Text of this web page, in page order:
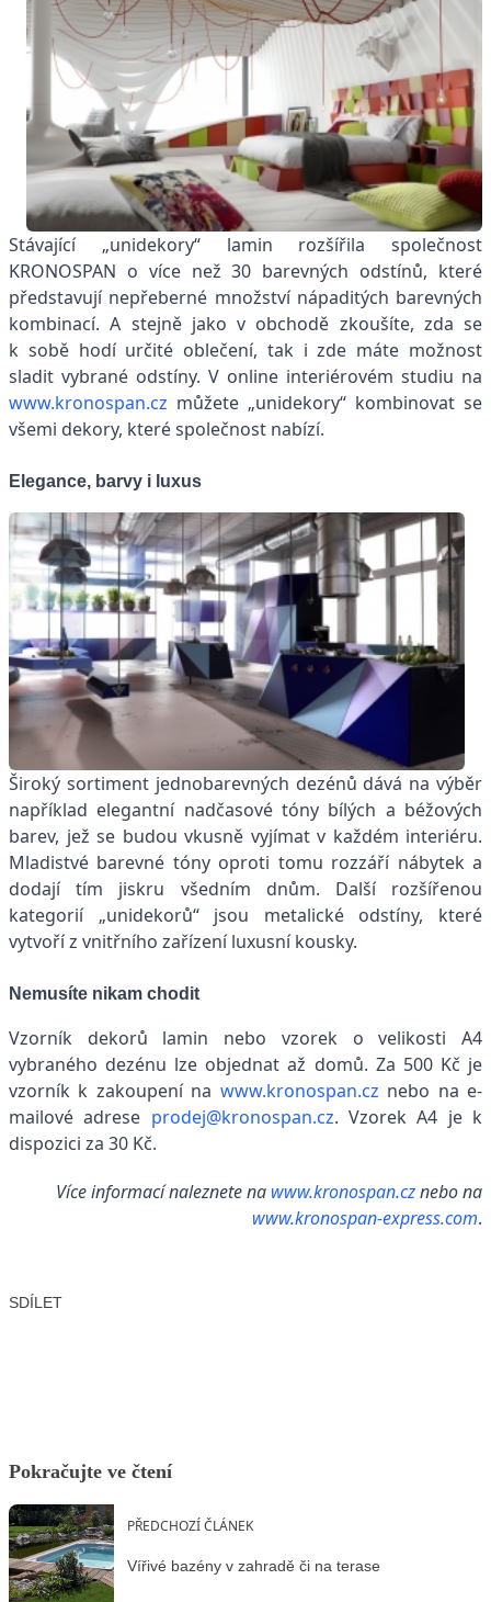
Stávající „unidekory“ lamin rozšířila společnost
KRONOSPAN o více než 30 barevných odstínů, které
představují nepřeberné množství nápaditých barevných
kombinací. A stejně jako v obchodě zkoušíte, zda se
k sobě hodí určité oblečení, tak i zde máte možnost
sladit vybrané odstíny. V online interiérovém studiu na
www.kronospan.cz můžete „unidekory“ kombinovat se
všemi dekory, které společnost nabízí.
Elegance, barvy i luxus
Široký sortiment jednobarevných dezénů dává na výběr
například elegantní nadčasové tóny bílých a béžových
barev, jež se budou vkusně vyjímat v každém interiéru.
Mladistvé barevné tóny oproti tomu rozzáří nábytek a
dodají tím jiskru všedním dnům. Další rozšířenou
kategorií „unidekorů“ jsou metalické odstíny, které
vytvoří z vnitřního zařízení luxusní kousky.
Nemusíte nikam chodit
Vzorník dekorů lamin nebo vzorek o velikosti A4
vybraného dezénu lze objednat až domů. Za 500 Kč je
vzorník k zakoupení na www.kronospan.cz nebo na e-
mailové adrese prodej@kronospan.cz. Vzorek A4 je k
dispozici za 30 Kč.
Více informací naleznete na www.kronospan.cznebo na
www.kronospan-express.com.
SDÍLET
Pokračujte ve čtení
PŘEDCHOZÍ ČLÁNEK
Vířivé bazény v zahradě či na terase